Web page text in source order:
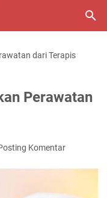
dari Terapis
Perawatan
Komentar